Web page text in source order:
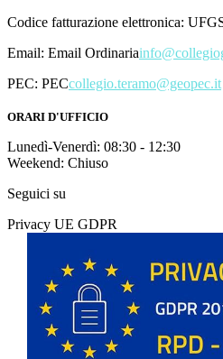
Codice fatturazione elettronica:
Email: Email Ordinaria
PEC: PECcollegio.teramo@geopec.it
ORARI D'UFFICIO
Lunedì-Venerdì: 08:30 - 12:30
Weekend: Chiuso
Seguici su
Privacy UE GDPR